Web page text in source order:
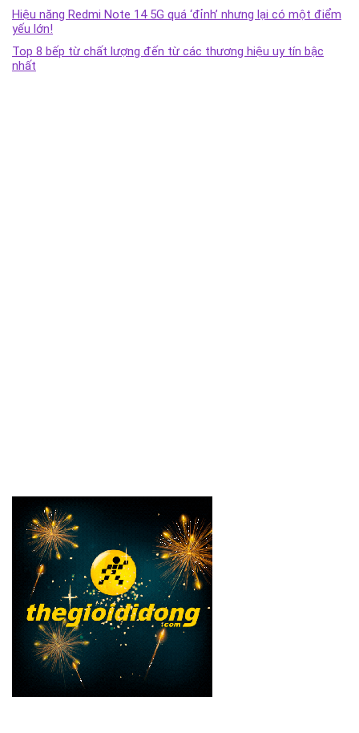
Hiệu năng Redmi Note 14 5G quá ‘đỉnh’ nhưng lại có một điểm
yếu lớn!
Top 8 bếp từ chất lượng đến từ các thương hiệu uy tín bậc
nhất